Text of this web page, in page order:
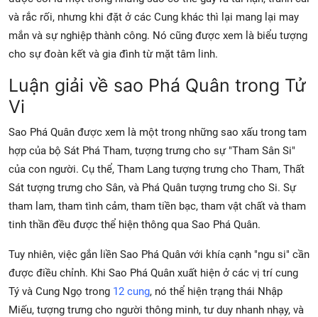
và rắc rối, nhưng khi đặt ở các Cung khác thì lại mang lại may
mắn và sự nghiệp thành công. Nó cũng được xem là biểu tượng
cho sự đoàn kết và gia đình từ mặt tâm linh.
Luận giải về sao Phá Quân trong Tử
Vi
Sao Phá Quân được xem là một trong những sao xấu trong tam
hợp của bộ Sát Phá Tham, tượng trưng cho sự "Tham Sân Si"
của con người. Cụ thể, Tham Lang tượng trưng cho Tham, Thất
Sát tượng trưng cho Sân, và Phá Quân tượng trưng cho Si. Sự
tham lam, tham tình cảm, tham tiền bạc, tham vật chất và tham
tinh thần đều được thể hiện thông qua Sao Phá Quân.
Tuy nhiên, việc gắn liền Sao Phá Quân với khía cạnh "ngu si" cần
được điều chỉnh. Khi Sao Phá Quân xuất hiện ở các vị trí cung
Tý và Cung Ngọ trong 12 cung, nó thể hiện trạng thái Nhập
Miếu, tượng trưng cho người thông minh, tư duy nhanh nhạy, và